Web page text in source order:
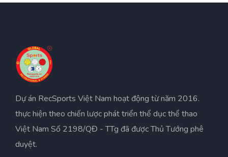
Dự án RecSports Việt Nam hoạt động từ năm 2016.
thực hiện theo chiến lược phát triển thể dục thể thao
Việt Nam Số 2198/QĐ - TTg đã được Thủ Tướng phê
duyệt.